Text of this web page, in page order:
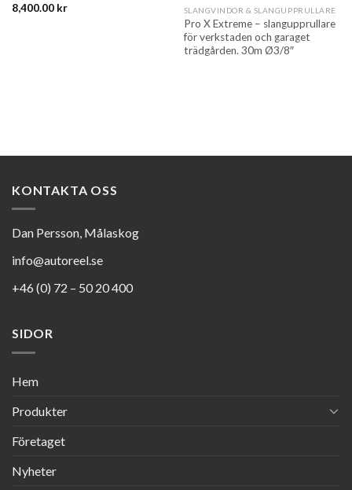
8,400.00 kr SLANGVINDOR & SLANGUPPRULLARE
Pro X Extreme – slangupprullare
för verkstaden och garaget
trädgården. 30m Ø3/8″
KONTAKTA OSS
Dan Persson, Målaskog
info@autoreel.se
+46 (0) 72 – 50 20 400
SIDOR
Hem
Produkter
Företaget
Nyheter